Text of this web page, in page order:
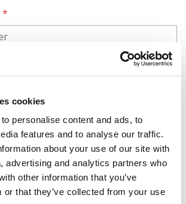
cookies
personalise content and ads, to
features and to analyse our traffic.
about your use of our site with
advertising and analytics partners who
other information that you’ve
or that they’ve collected from your use
*